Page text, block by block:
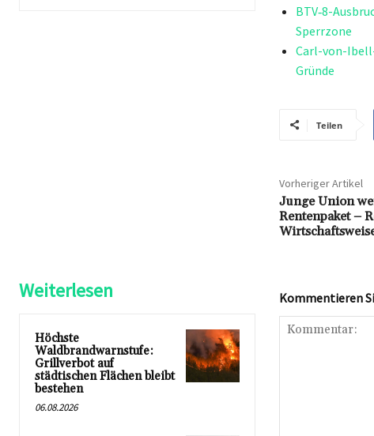
BTV‑8-
Sperrzone
Carl-von-
Gründe
Teilen
Vorheriger Artikel
Junge Union
Rentenpaket –
Weiterlesen
Höchste
Waldbrandwarnstufe:
Grillverbot auf
städtischen Flächen bleibt
bestehen
06.08.2026
Kommentieren